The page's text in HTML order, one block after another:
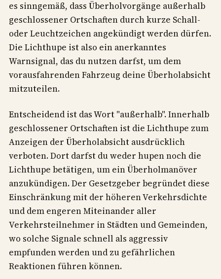
es sinngemäß, dass Überholvorgänge außerhalb
geschlossener Ortschaften durch kurze Schall-
oder Leuchtzeichen angekündigt werden dürfen.
Die Lichthupe ist also ein anerkanntes
Warnsignal, das du nutzen darfst, um dem
vorausfahrenden Fahrzeug deine Überholabsicht
mitzuteilen.
Entscheidend ist das Wort "außerhalb". Innerhalb
geschlossener Ortschaften ist die Lichthupe zum
Anzeigen der Überholabsicht ausdrücklich
verboten. Dort darfst du weder hupen noch die
Lichthupe betätigen, um ein Überholmanöver
anzukündigen. Der Gesetzgeber begründet diese
Einschränkung mit der höheren Verkehrsdichte
und dem engeren Miteinander aller
Verkehrsteilnehmer in Städten und Gemeinden,
wo solche Signale schnell als aggressiv
empfunden werden und zu gefährlichen
Reaktionen führen können.